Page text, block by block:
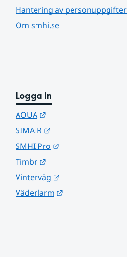
Hantering av personuppgifter
Om smhi.se
Logga in
AQUA
SIMAIR
SMHI Pro
Timbr
Vinterväg
Väderlarm